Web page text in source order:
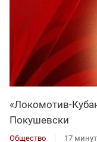
«Локомотив-
Покушевски
Общество 17